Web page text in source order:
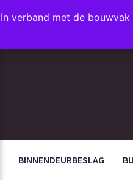
In verband met de
FAVORIETEN
BINNENDEURBESLAG